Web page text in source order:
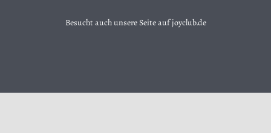
Besucht auch unsere Seite aufjoyclub.de